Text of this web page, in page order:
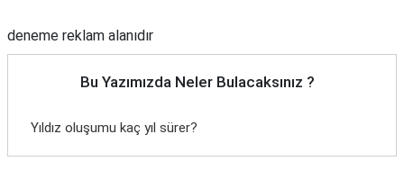
deneme reklam alanıdır
Bu Yazımızda Neler Bulacaksınız ?
Yıldız oluşumu kaç yıl sürer?